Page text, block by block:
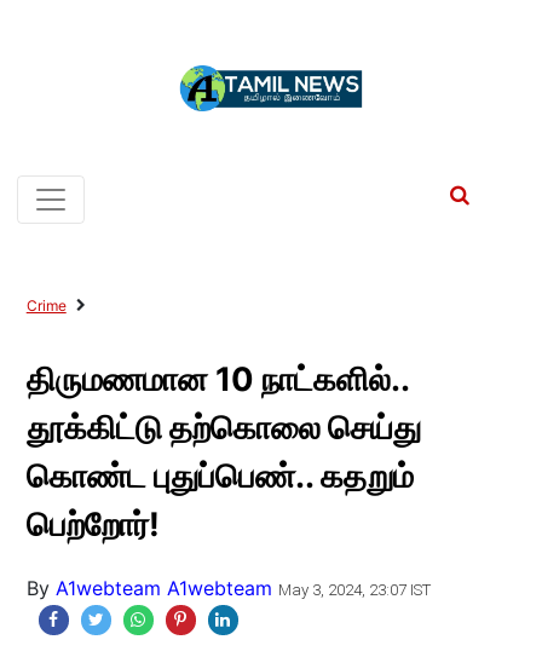
Crime
திருமணமான 10 நாட்களில்..
தூக்கிட்டு தற்கொலை செய்து
கொண்ட புதுப்பெண்.. கதறும்
பெற்றோர்!
By A1webteam A1webteam May 3, 2024, 23:07 IST